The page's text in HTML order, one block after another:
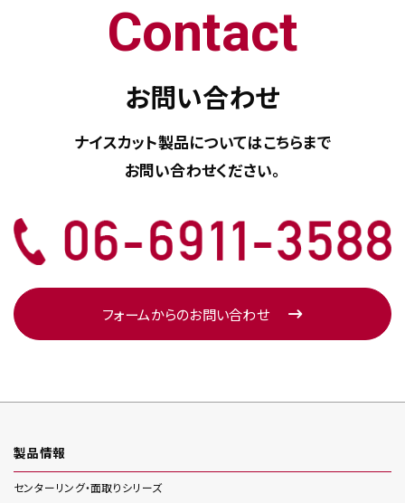
Contact
お問い合わせ
ナイスカット製品についてはこちらまで
お問い合わせください。
フォームからのお問い合わせ
製品情報
センターリング・面取りシリーズ